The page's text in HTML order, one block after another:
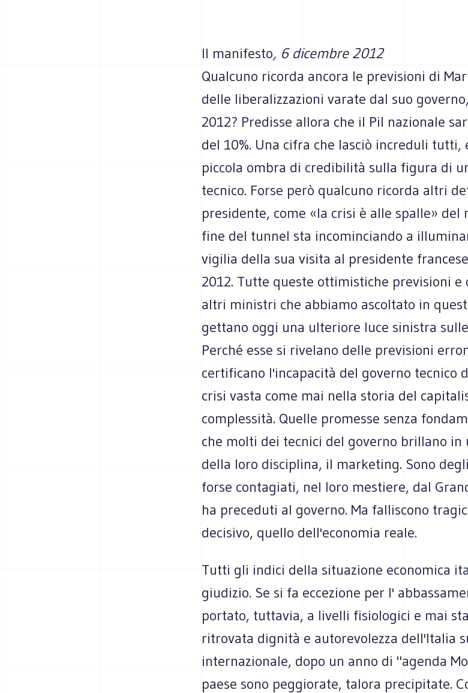
Il manifesto, 6 dicembre 2012
Qualcuno ricorda ancora le previsioni di
delle liberalizzazioni varate dal suo
2012? Predisse allora che il Pil nazionale
del 10%. Una cifra che lasciò increduli tutti,
piccola ombra di credibilità sulla figura di
tecnico. Forse però qualcuno ricorda altri
presidente, come «la crisi è alle spalle» del
fine del tunnel sta incominciando a
vigilia della sua visita al presidente
2012. Tutte queste ottimistiche previsioni
altri ministri che abbiamo ascoltato in
gettano oggi una ulteriore luce sinistra
Perché esse si rivelano delle previsioni
certificano l'incapacità del governo tecnico
crisi vasta come mai nella storia del
complessità. Quelle promesse senza
che molti dei tecnici del governo brillano in
della loro disciplina, il marketing. Sono
forse contagiati, nel loro mestiere, dal
ha preceduti al governo. Ma falliscono
decisivo, quello dell'economia reale.
Tutti gli indici della situazione economica
giudizio. Se si fa eccezione per l'
portato, tuttavia, a livelli fisiologici e mai
ritrovata dignità e autorevolezza dell'Italia
internazionale, dopo un anno di "agenda
paese sono peggiorate, talora precipitate.